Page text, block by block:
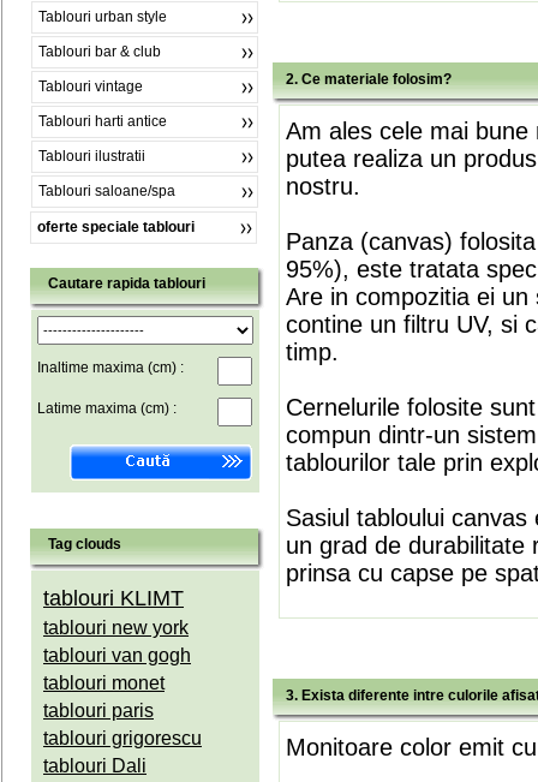
Tablouri urban style
Tablouri bar & club
Tablouri vintage
Tablouri harti antice
Tablouri ilustratii
Tablouri saloane/spa
oferte speciale tablouri
Cautare rapida tablouri
Inaltime maxima (cm) :
Latime maxima (cm) :
Tag clouds
tablouri KLIMT
tablouri new york
tablouri van gogh
tablouri monet
tablouri paris
tablouri grigorescu
tablouri Dali
2. Ce materiale folosim?
Am ales cele mai
putea realiza un
nostru.
Panza (canvas)
95%), este tratata
Are in compozitia ei
contine un filtru UV, si
timp.
Cernelurile folosite
compun dintr-un
tablourilor tale prin
Sasiul tabloului
un grad de durabilitate
prinsa cu capse pe
3. Exista diferente intre culorile
Monitoare color emit